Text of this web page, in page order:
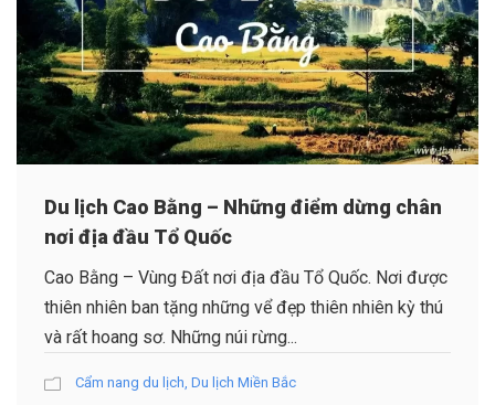
Du lịch Cao Bằng – Những điểm dừng chân
nơi địa đầu Tổ Quốc
Cao Bằng – Vùng Đất nơi địa đầu Tổ Quốc. Nơi được
thiên nhiên ban tặng những vể đẹp thiên nhiên kỳ thú
và rất hoang sơ. Những núi rừng...
Cẩm nang du lịch Du lịch Miền Bắc